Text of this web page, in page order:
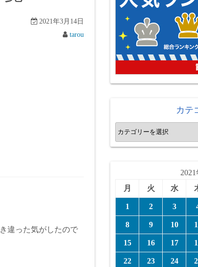
2021年3月14日
tarou
違った気がしたので
カテ
カ
テ
2021
月
火 水
1 2 3
8 9 10
15 16 17
22 23 24